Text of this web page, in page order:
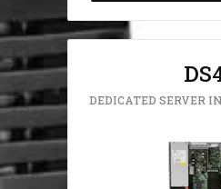
DEDICATED SERVER